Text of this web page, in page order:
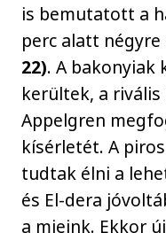
is bemutatott a
perc alatt
22). A bakonyiak
kerültek, a
Appelgren
kísérletét. A
tudtak élni a
és El-dera
a mieink. Ekkor